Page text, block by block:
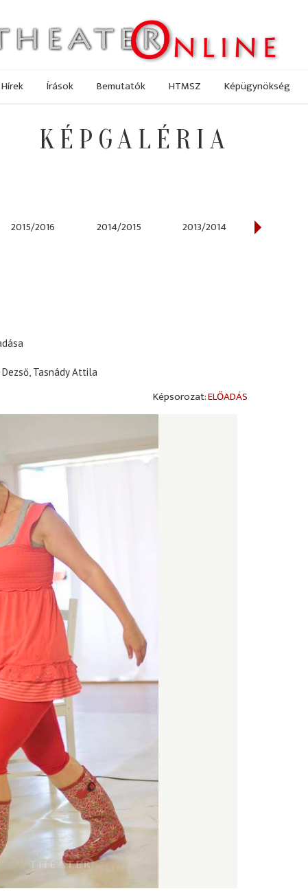
Hírek Írások Bemutatók HTMSZ Képügynökség
KÉPGALÉRIA
2015/2016 2014/2015 2013/2014
Tasnády Attila
ELŐADÁS